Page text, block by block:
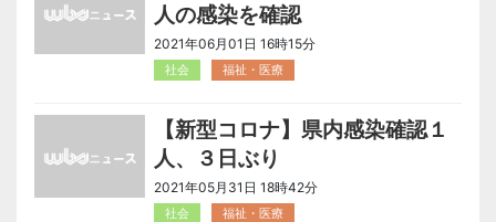
人の感染を確認
2021年06月01日 16時15分
社会 福祉・医療
【新型コロナ】県内感染確認１
人、３日ぶり
2021年05月31日 18時42分
社会 福祉・医療